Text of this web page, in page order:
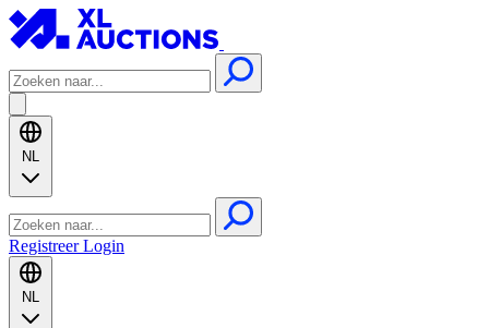
NL
RegistreerLogin
NL